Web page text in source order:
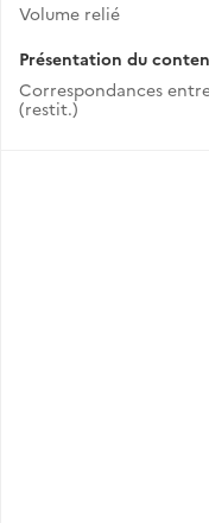
Volume relié
Présentation du
Correspondances
(restit.)